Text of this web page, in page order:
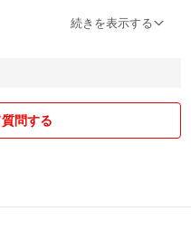
けるとありがたいです。
けをつけています。
続きを表示する
問する